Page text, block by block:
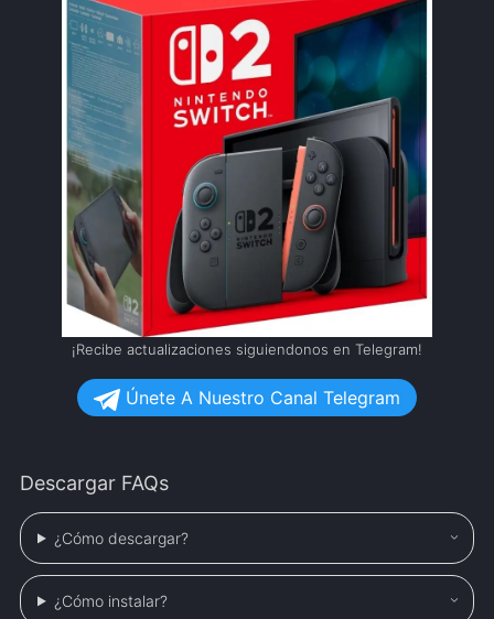
¡Recibe actualizaciones siguiendonos en Telegram!
Únete A Nuestro Canal Telegram
Descargar FAQs
¿Cómo descargar?
¿Cómo instalar?